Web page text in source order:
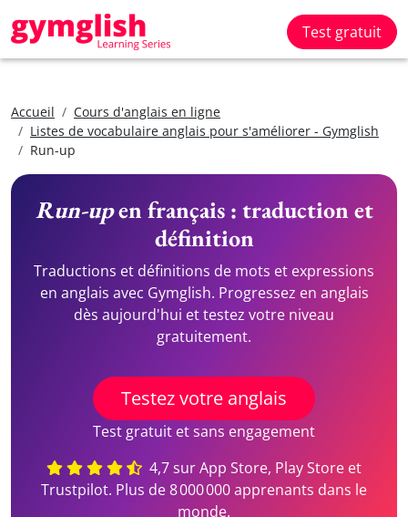
Test gratuit
Accueil
Cours d'anglais en ligne
Listes de vocabulaire anglais pour s'améliorer - Gymglish
Run-up
Run-upen français : traduction et
définition
Traductions et définitions de mots et expressions
en anglais avec Gymglish. Progressez en anglais
dès aujourd'hui et testez votre niveau
gratuitement.
Testez votre anglais
Test gratuit et sans engagement
4,7 sur App Store, Play Store et
Trustpilot. Plus de 8 000 000 apprenants dans le
monde.